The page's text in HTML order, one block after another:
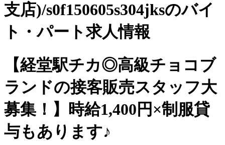
支店)/s0f150605s304jksのバイ
ト・パート求人情報
【経堂駅チカ◎高級チョコブ
ランドの接客販売スタッフ大
募集！】時給1,400円×制服貸
与もあります♪